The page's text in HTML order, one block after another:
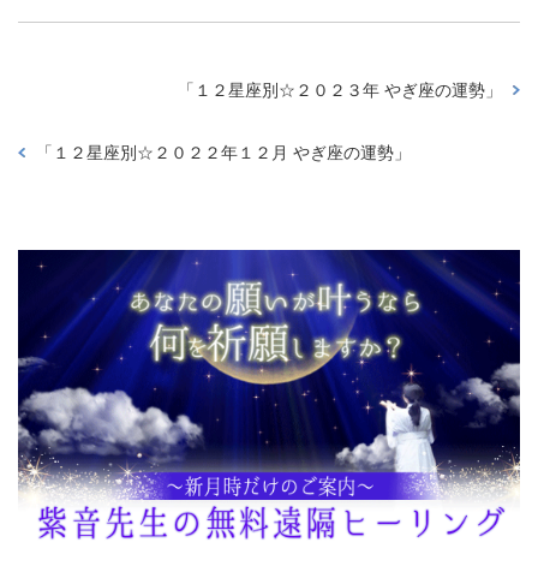
「 １２星座別☆２０２３年 やぎ座の運勢 」
「 １２星座別☆２０２２年１２月 やぎ座の運勢 」